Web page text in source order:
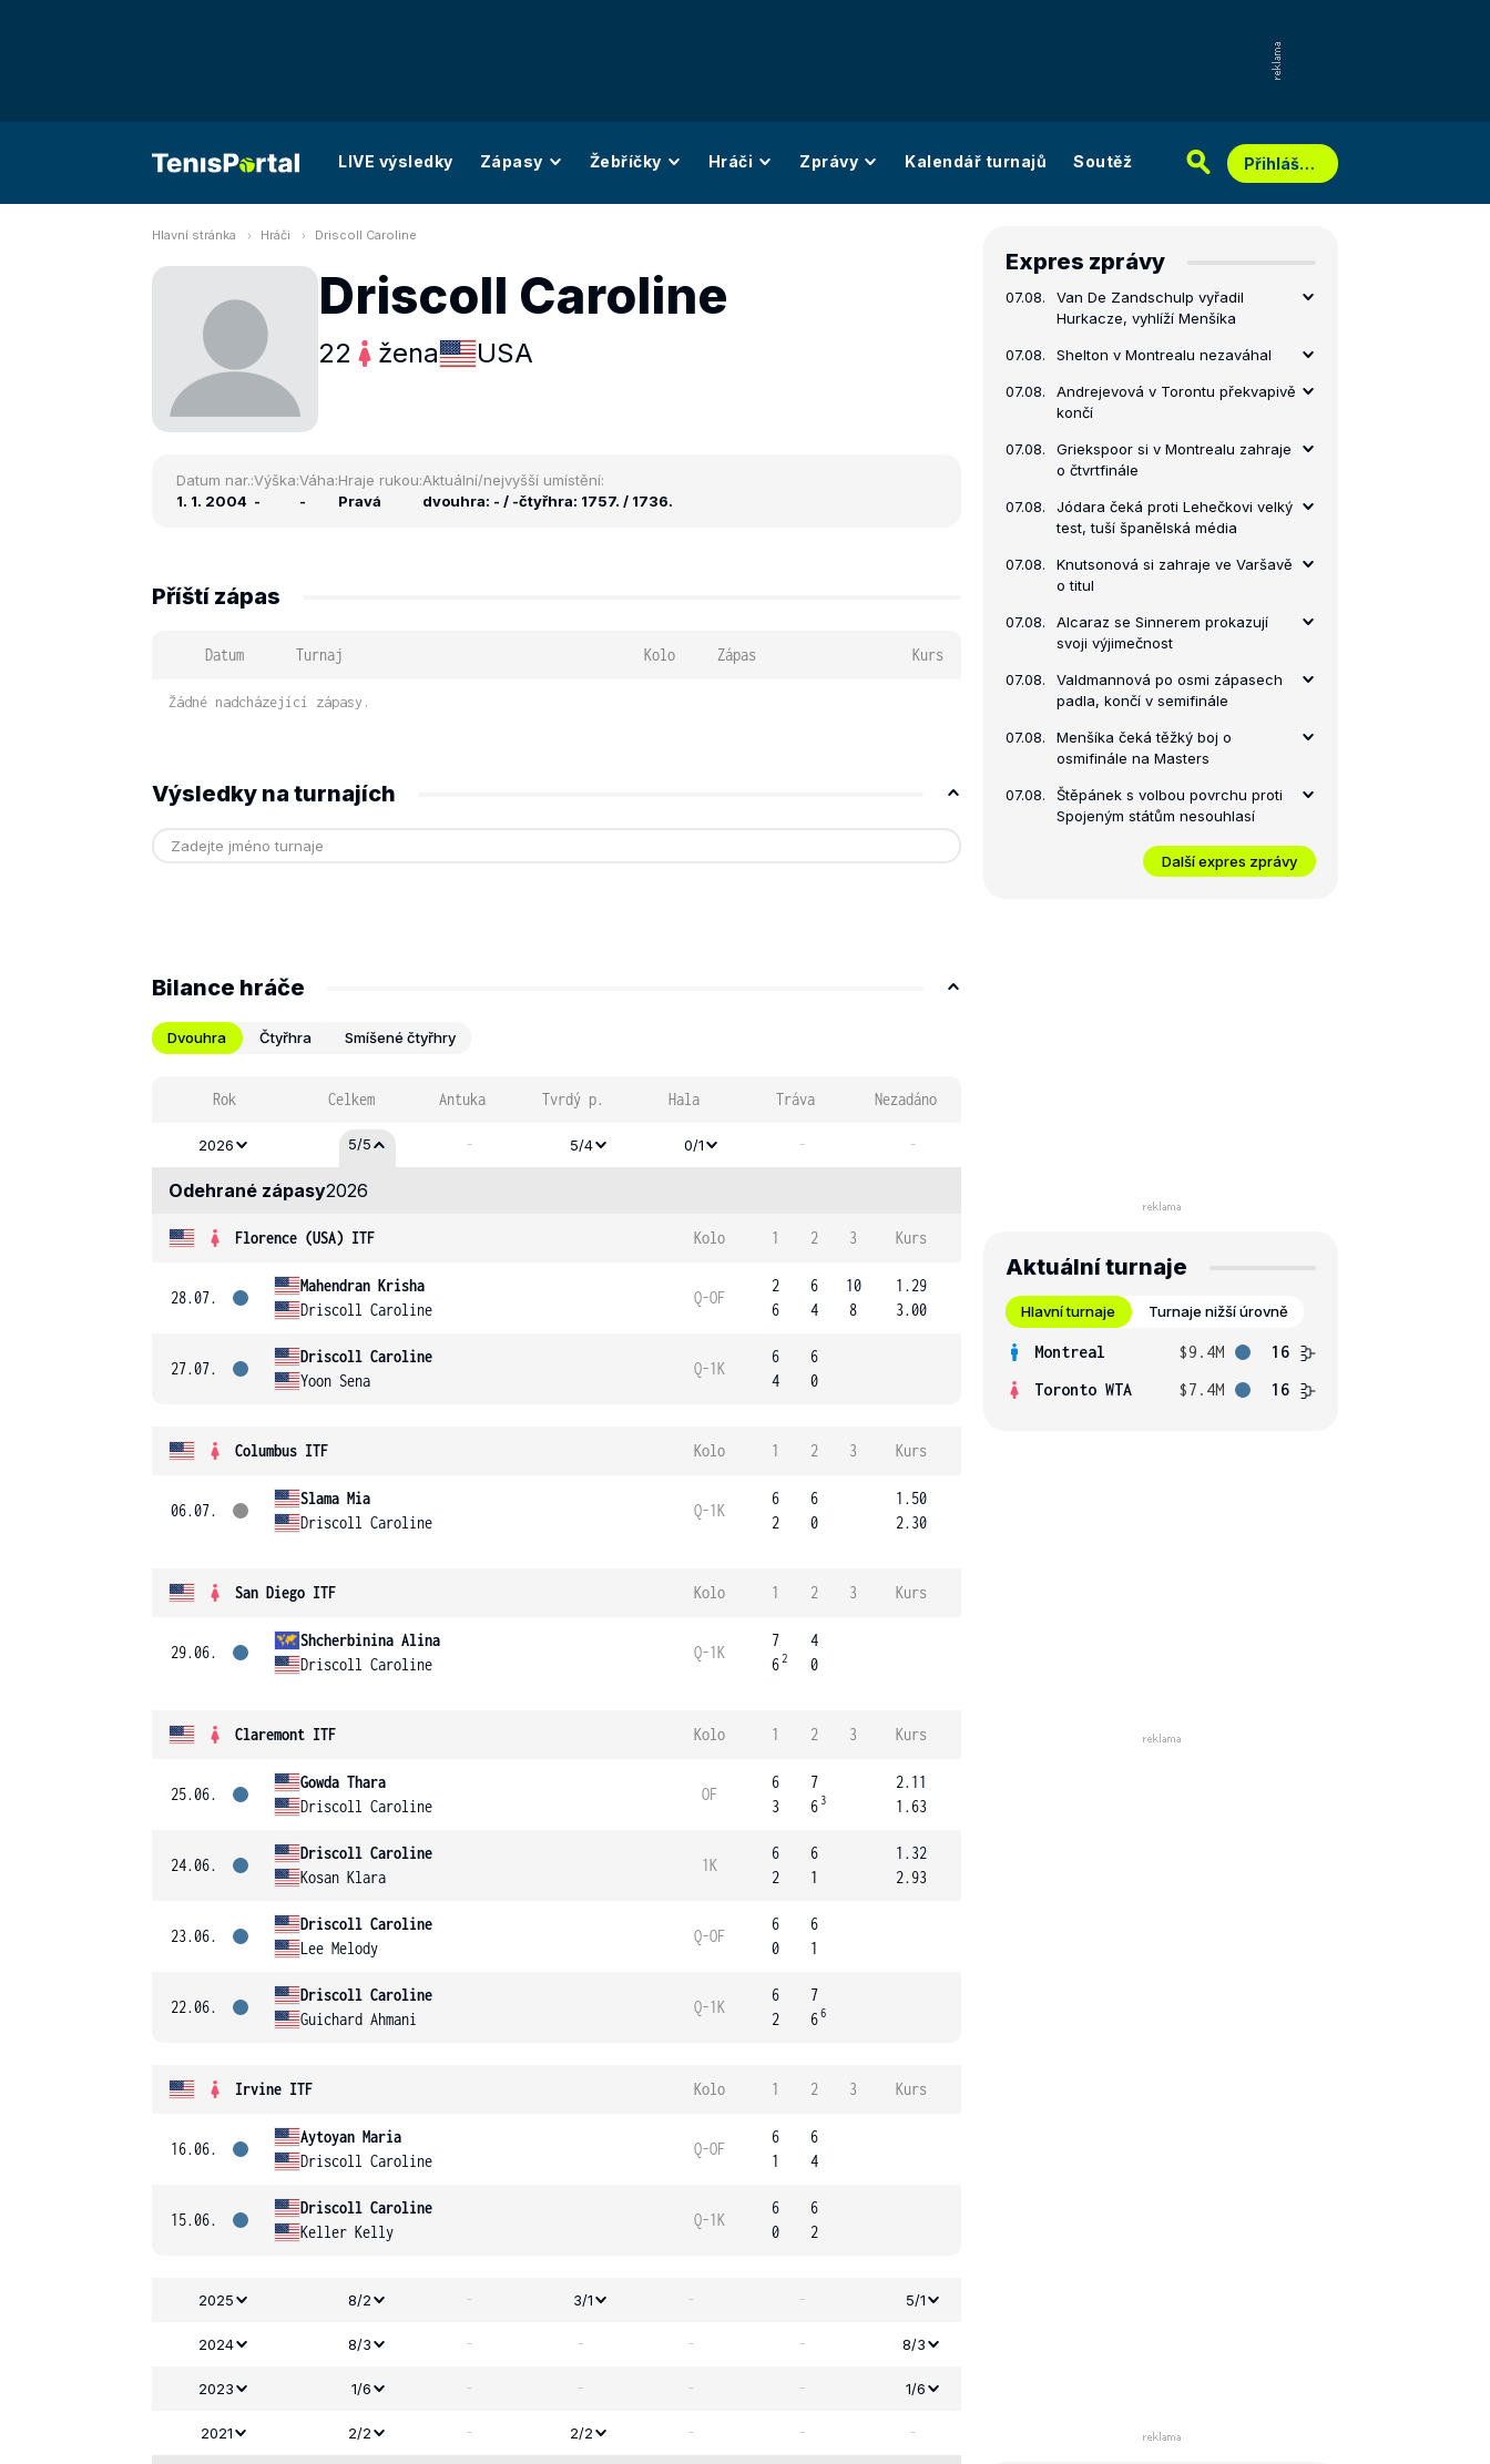
LIVE výsledky Zápasy Žebříčky Hráči Zprávy Kalendář turnajů Soutěž Přihlášení
Hlavní stránka Hráči Driscoll Caroline
Driscoll Caroline
22 žena USA
Datum nar.:
1. 1. 2004
Výška:
-
Váha:
-
Hraje rukou:
Pravá
Aktuální/nejvyšší umístění:
dvouhra: - / -čtyřhra: 1757. / 1736.
Příští zápas
Datum Turnaj Kolo Zápas Kurs
Žádné nadcházející zápasy.
Výsledky na turnajích
Bilance hráče
Dvouhra Čtyřhra Smíšené čtyřhry
Rok Celkem Antuka Tvrdý p. Hala Tráva Nezadáno
2026 5/5 - 5/4 0/1 - -
Odehrané zápasy2026
Florence (USA) ITF Kolo 1 2 3 Kurs
28.07.
Mahendran Krisha
Driscoll Caroline
Q-OF
2
6
6
4
10
8
1.29
3.00
27.07.
Driscoll Caroline
Yoon Sena
Q-1K
6
4
6
0
Columbus ITF Kolo 1 2 3 Kurs
06.07.
Slama Mia
Driscoll Caroline
Q-1K
6
2
6
0
1.50
2.30
San Diego ITF Kolo 1 2 3 Kurs
29.06.
Shcherbinina Alina
Driscoll Caroline
Q-1K
7
62
4
0
Claremont ITF Kolo 1 2 3 Kurs
25.06.
Gowda Thara
Driscoll Caroline
OF
6
3
7
6 3
2.11
1.63
24.06.
Driscoll Caroline
Kosan Klara
1K
6
2
6
1
1.32
2.93
23.06.
Driscoll Caroline
Lee Melody
Q-OF
6
0
6
1
22.06.
Driscoll Caroline
Guichard Ahmani
Q-1K
6
2
7
66
Irvine ITF Kolo 1 2 3 Kurs
16.06.
Aytoyan Maria
Driscoll Caroline
Q-OF
6
1
6
4
15.06.
Driscoll Caroline
Keller Kelly
Q-1K
6
0
6
2
2025 8/2 - 3/1 - - 5/1
2024 8/3 - - - - 8/3
2023 1/6 - - - - 1/6
2021 2/2 - 2/2 - - -
Expres zprávy
07.08.
Van De Zandschulp vyřadil
Hurkacze, vyhlíží Menšíka
07.08. Shelton v Montrealu nezaváhal
07.08.
Andrejevová v Torontu překvapivě
končí
07.08.
Griekspoor si v Montrealu zahraje
o čtvrtfinále
07.08.
Jódara čeká proti Lehečkovi velký
test, tuší španělská média
07.08.
Knutsonová si zahraje ve Varšavě
o titul
07.08.
Alcaraz se Sinnerem prokazují
svoji výjimečnost
07.08.
Valdmannová po osmi zápasech
padla, končí v semifinále
07.08.
Menšíka čeká těžký boj o
osmifinále na Masters
07.08.
Štěpánek s volbou povrchu proti
Spojeným státům nesouhlasí
Další expres zprávy
Aktuální turnaje
Hlavní turnaje Turnaje nižší úrovně
Montreal $9.4M
16
Toronto WTA
$7.4M 16